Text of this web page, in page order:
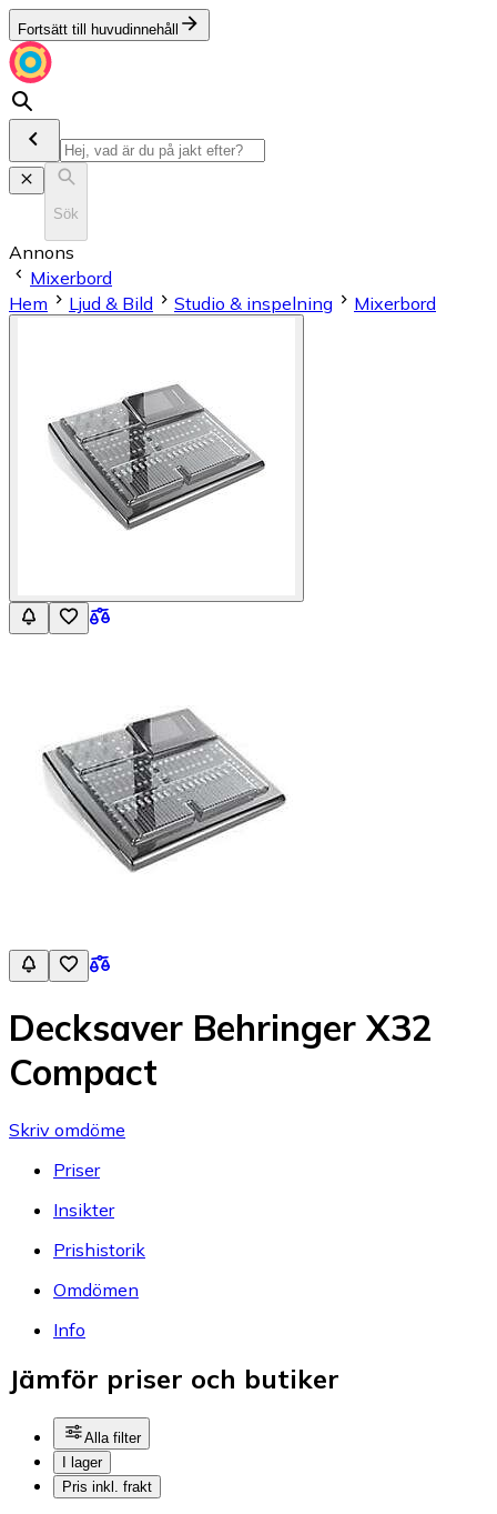
Fortsätt till huvudinnehåll
Sök
Annons
Mixerbord
Hem
Ljud & Bild Studio & inspelning Mixerbord
Decksaver Behringer X32
Compact
Skriv omdöme
Priser
Insikter
Prishistorik
Omdömen
Info
Jämför priser och butiker
Alla filter
I lager
Pris inkl. frakt